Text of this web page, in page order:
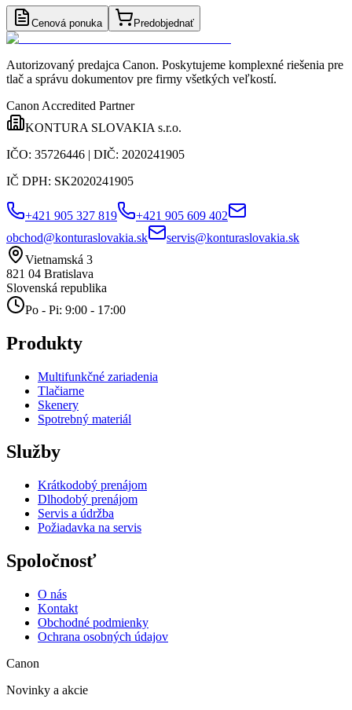
Cenová ponuka Predobjednať
Autorizovaný predajca Canon. Poskytujeme komplexné riešenia pre
tlač a správu dokumentov pre firmy všetkých veľkostí.
Canon Accredited Partner
KONTURA SLOVAKIA s.r.o.
IČO: 35726446 | DIČ: 2020241905
IČ DPH: SK2020241905
+421 905 327 819
+421 905 609 402
obchod@konturaslovakia.sk
servis@konturaslovakia.sk
Vietnamská 3
821 04 Bratislava
Slovenská republika
Po - Pi: 9:00 - 17:00
Produkty
Multifunkčné zariadenia
Tlačiarne
Skenery
Spotrebný materiál
Služby
Krátkodobý prenájom
Dlhodobý prenájom
Servis a údržba
Požiadavka na servis
Spoločnosť
O nás
Kontakt
Obchodné podmienky
Ochrana osobných údajov
Canon
Novinky a akcie